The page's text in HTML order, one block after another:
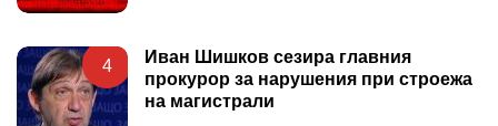
4
Иван Шишков сезира главния
прокурор за нарушения при строежа
на магистрали